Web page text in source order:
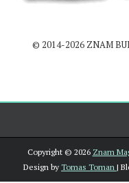
© 2014-2026 ZNAM
Copyright © 2026 Znam
Design by Tomas Toman |